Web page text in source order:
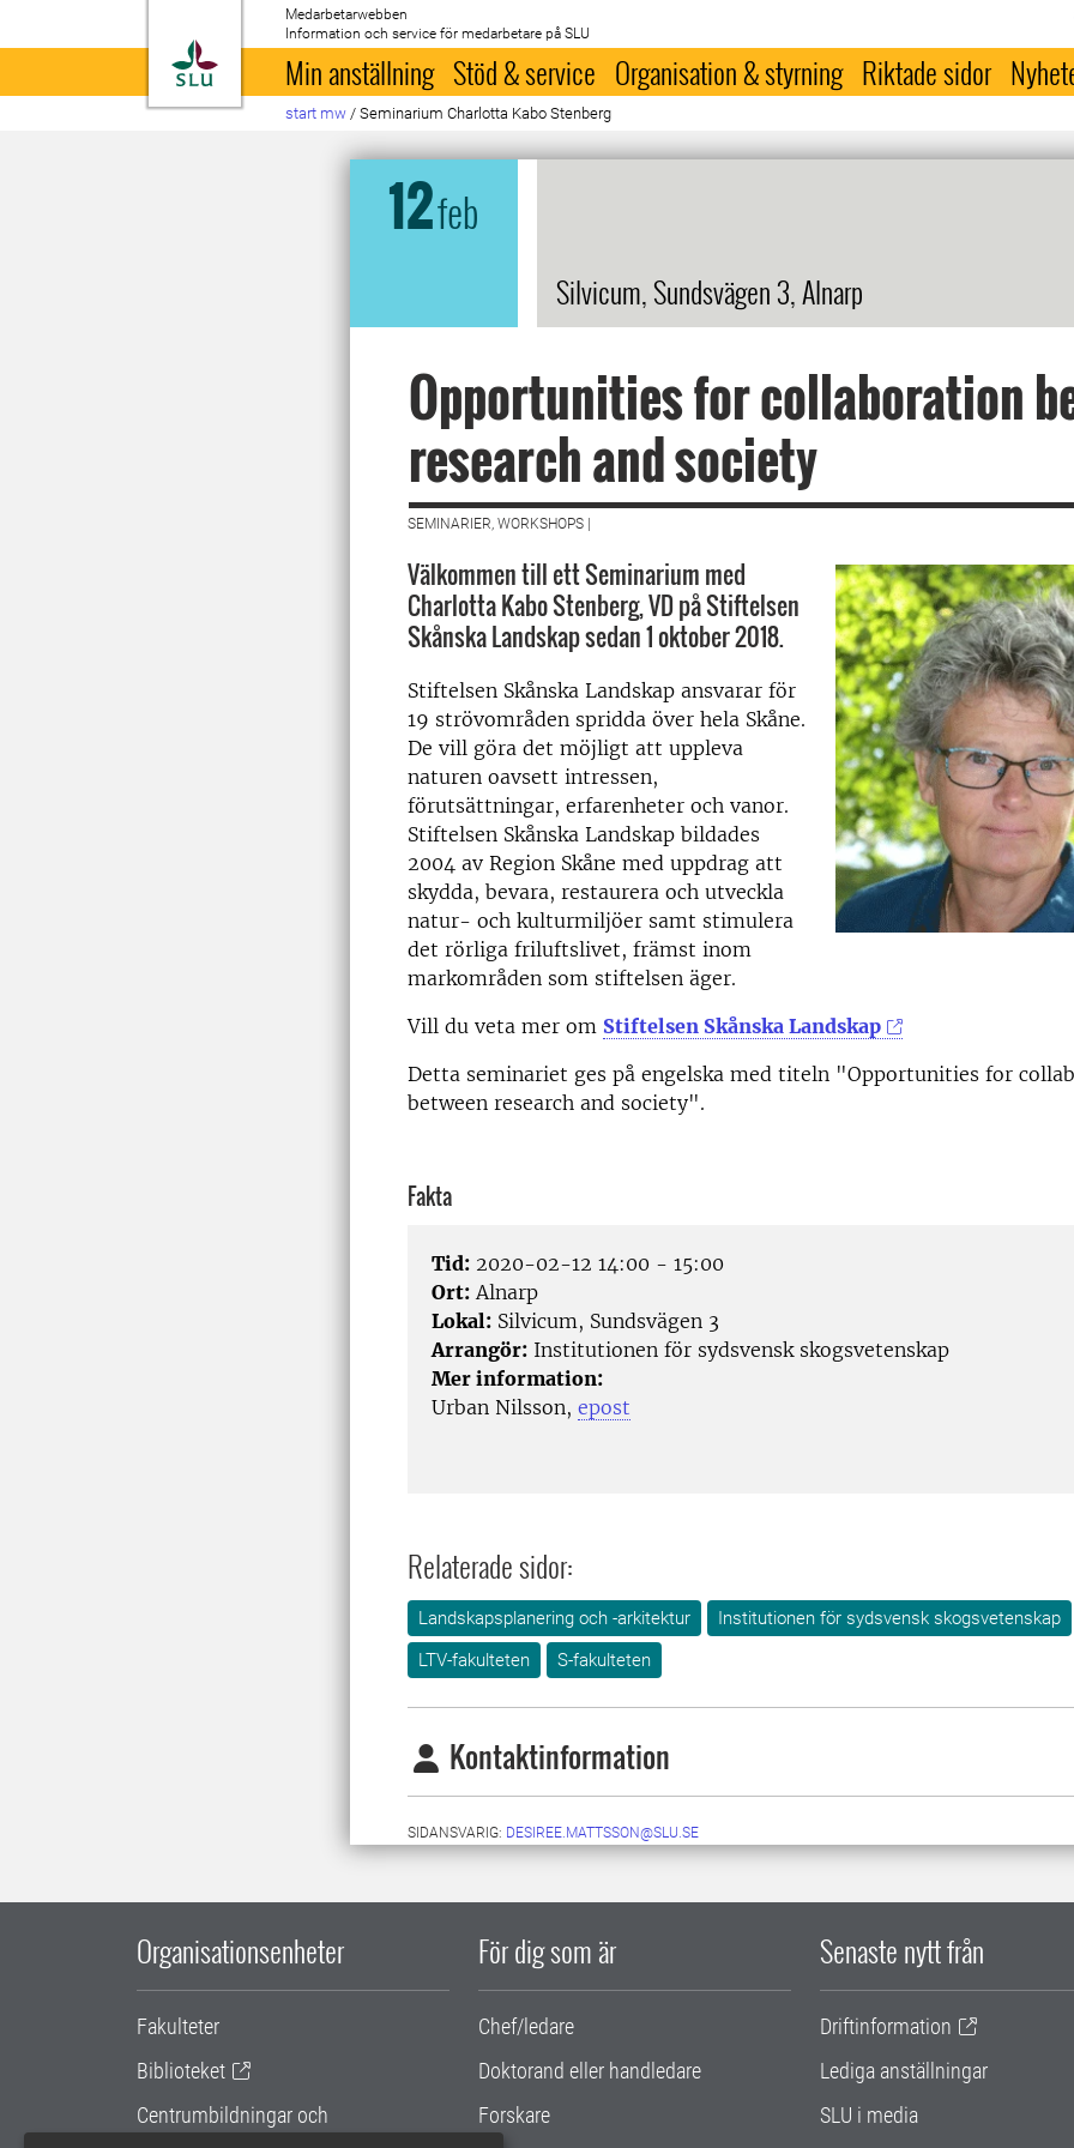
Till startsida
Medarbetarwebben
Information och service för medarbetare på SLU
Min anställning Stöd & service Organisation & styrning Riktade sidor
start mw / Seminarium Charlotta Kabo Stenberg
12feb
Silvicum, Sundsvägen 3, Alnarp
Opportunities for collaboration
research and society
SEMINARIER, WORKSHOPS |
Välkommen till ett Seminarium med
Charlotta Kabo Stenberg, VD på Stiftelsen
Skånska Landskap sedan 1 oktober 2018.
Stiftelsen Skånska Landskap ansvarar för
19 strövområden spridda över hela Skåne.
De vill göra det möjligt att uppleva
naturen oavsett intressen,
förutsättningar, erfarenheter och vanor.
Stiftelsen Skånska Landskap bildades
2004 av Region Skåne med uppdrag att
skydda, bevara, restaurera och utveckla
natur- och kulturmiljöer samt stimulera
det rörliga friluftslivet, främst inom
markområden som stiftelsen äger.
Vill du veta mer om Stiftelsen Skånska Landskap
Detta seminariet ges på engelska med titeln "Opportunities for
between research and society".
Fakta
Tid: 2020-02-12 14:00 - 15:00
Ort: Alnarp
Lokal: Silvicum, Sundsvägen 3
Arrangör: Institutionen för sydsvensk skogsvetenskap
Mer information:
Urban Nilsson, epost
Relaterade sidor:
Landskapsplanering och -arkitektur
Institutionen för sydsvensk skogsvetenskap
LTV-fakulteten
S-fakulteten
Kontaktinformation
SIDANSVARIG: DESIREE.MATTSSON@SLU.SE
Organisationsenheter
Fakulteter
Biblioteket
Centrumbildningar och
För dig som är
Chef/ledare
Doktorand eller handledare
Forskare
Senaste nytt från
Driftinformation
Lediga anställningar
SLU i media